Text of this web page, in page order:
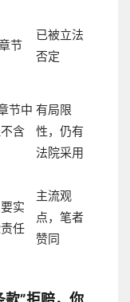
节
已被立法
否定
节中
含
有局限
性，仍有
法院采用
实
任
主流观
点，笔者
赞同